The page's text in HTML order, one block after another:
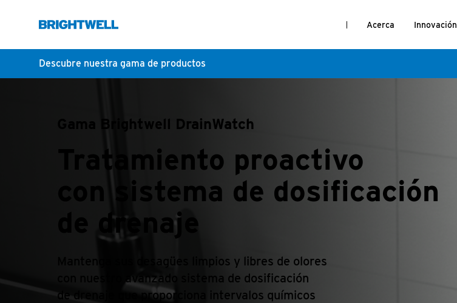
Acerca Innovación
Descubre nuestra gama de productos
Gama Brightwell DrainWatch
Tratamiento proactivo
con sistema de dosificación
de drenaje
Mantenga sus desagües limpios y libres de olores
con nuestro avanzado sistema de dosificación
de drenaje que proporciona intervalos químicos